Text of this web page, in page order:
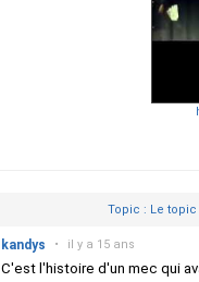
Topic : Le
kandys • il y a 15 ans
C'est l'histoire d'un mec qui